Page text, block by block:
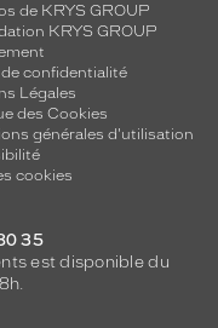
de KRYS GROUP
KRYS GROUP
confidentialité
Légales
des Cookies
générales d'utilisation
cookies
35
est disponible du